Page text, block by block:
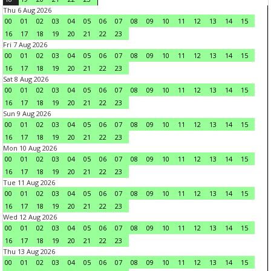
Thu 6 Aug 2026
00
01 02 03 04 05 06 07 08 09 10 11 12 13 14
15
16
17 18 19 20 21 22
23
Fri 7 Aug 2026
00
01 02 03 04 05 06 07 08 09 10 11 12 13 14
15
16
17 18 19 20 21 22
23
Sat 8 Aug 2026
00
01 02 03 04 05 06 07 08 09 10 11 12 13 14
15
16
17 18 19 20 21 22
23
Sun 9 Aug 2026
00
01 02 03 04 05 06 07 08 09 10 11 12 13 14
15
16
17 18 19 20 21 22
23
Mon 10 Aug 2026
00
01 02 03 04 05 06 07 08 09 10 11 12 13 14
15
16
17 18 19 20 21 22
23
Tue 11 Aug 2026
00
01 02 03 04 05 06 07 08 09 10 11 12 13 14
15
16
17 18 19 20 21 22
23
Wed 12 Aug 2026
00
01 02 03 04 05 06 07 08 09 10 11 12 13 14
15
16
17 18 19 20 21 22
23
Thu 13 Aug 2026
00
01 02 03 04 05 06 07 08 09 10 11 12 13 14
15